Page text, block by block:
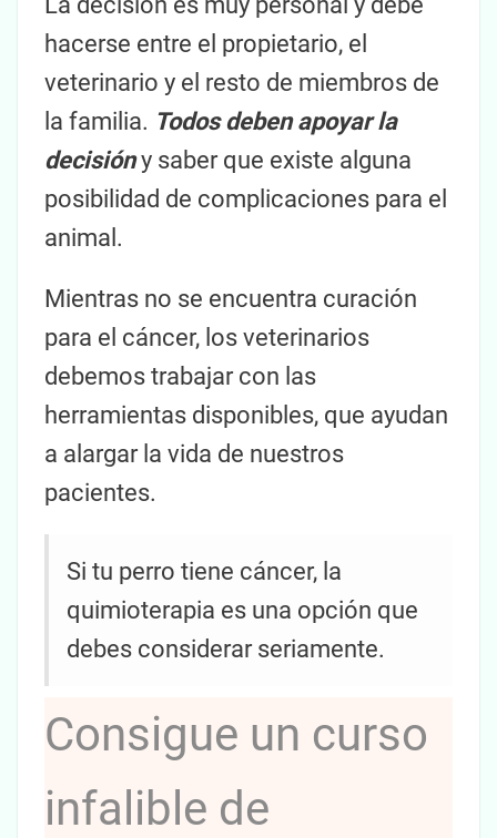
hacerse entre el propietario, el
veterinario y el resto de miembros de
la familia. Todos deben apoyar la
decisióny saber que existe alguna
posibilidad de complicaciones para el
animal.
Mientras no se encuentra curación
para el cáncer, los veterinarios
debemos trabajar con las
herramientas disponibles, que ayudan
a alargar la vida de nuestros
pacientes.
Si tu perro tiene cáncer, la
quimioterapia es una opción que
debes considerar seriamente.
Consigue un curso
infalible de